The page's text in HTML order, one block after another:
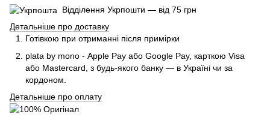
Відділення Укрпошти — від 75 грн
Детальніше про доставку
Готівкою при отриманні після примірки
plata by mono - Apple Pay або Google Pay, карткою Visa
або Mastercard, з будь-якого банку — в Україні чи за
кордоном.
Детальніше про оплату